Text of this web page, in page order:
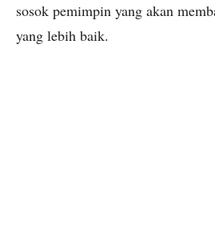
sosok pemimpin yang akan
yang lebih baik.